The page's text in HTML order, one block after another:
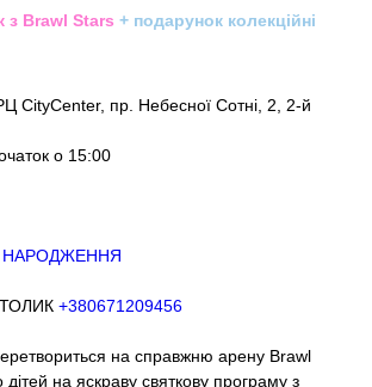
з Brawl Stars + подарунок колекційні
CityCenter, пр. Небесної Сотні, 2, 2-й
о 15:00
+380671209456
на справжню арену Brawl
на яскраву святкову програму з